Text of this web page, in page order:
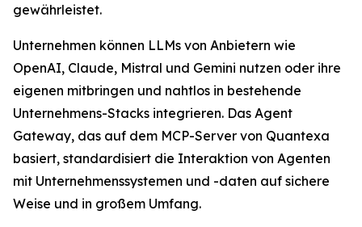
gewährleistet.
Unternehmen können LLMs von Anbietern wie
OpenAI, Claude, Mistral und Gemini nutzen oder ihre
eigenen mitbringen und nahtlos in bestehende
Unternehmens-Stacks integrieren. Das Agent
Gateway, das auf dem MCP-Server von Quantexa
basiert, standardisiert die Interaktion von Agenten
mit Unternehmenssystemen und -daten auf sichere
Weise und in großem Umfang.